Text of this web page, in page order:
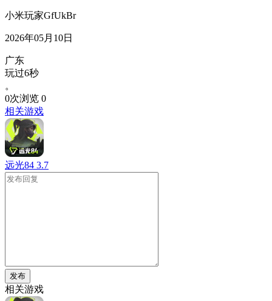
小米玩家GfUkBr
2026年05月10日
广东
玩过6秒
。
0次浏览 0
相关游戏
远光84 3.7
发布
相关游戏